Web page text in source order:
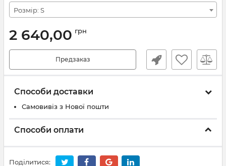
Розмір: S
2 640,00 грн
Предзаказ
Способи доставки
Самовивіз з Нової пошти
Способи оплати
Поділитися: